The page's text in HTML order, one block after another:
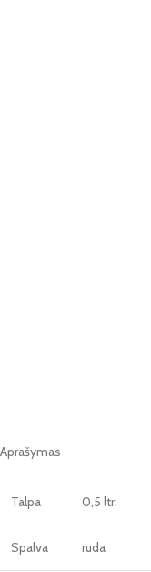
Aprašymas
Talpa 0,5 ltr.
Spalva ruda